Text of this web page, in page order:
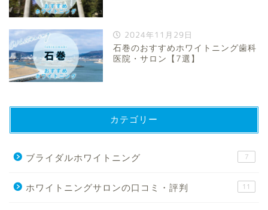
2024年11月29日
石巻のおすすめホワイトニング歯科
医院・サロン【7選】
カテゴリー
ブライダルホワイトニング 7
ホワイトニングサロンの口コミ・評判 11